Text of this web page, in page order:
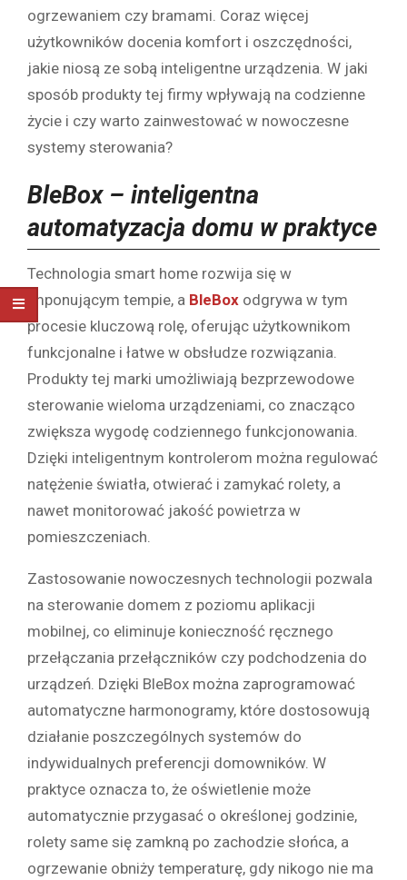
ogrzewaniem czy bramami. Coraz więcej
użytkowników docenia komfort i oszczędności,
jakie niosą ze sobą inteligentne urządzenia. W jaki
sposób produkty tej firmy wpływają na codzienne
życie i czy warto zainwestować w nowoczesne
systemy sterowania?
BleBox – inteligentna
automatyzacja domu w praktyce
Technologia smart home rozwija się w
imponującym tempie, a BleBox odgrywa w tym
procesie kluczową rolę, oferując użytkownikom
funkcjonalne i łatwe w obsłudze rozwiązania.
Produkty tej marki umożliwiają bezprzewodowe
sterowanie wieloma urządzeniami, co znacząco
zwiększa wygodę codziennego funkcjonowania.
Dzięki inteligentnym kontrolerom można regulować
natężenie światła, otwierać i zamykać rolety, a
nawet monitorować jakość powietrza w
pomieszczeniach.
Zastosowanie nowoczesnych technologii pozwala
na sterowanie domem z poziomu aplikacji
mobilnej, co eliminuje konieczność ręcznego
przełączania przełączników czy podchodzenia do
urządzeń. Dzięki BleBox można zaprogramować
automatyczne harmonogramy, które dostosowują
działanie poszczególnych systemów do
indywidualnych preferencji domowników. W
praktyce oznacza to, że oświetlenie może
automatycznie przygasać o określonej godzinie,
rolety same się zamkną po zachodzie słońca, a
ogrzewanie obniży temperaturę, gdy nikogo nie ma